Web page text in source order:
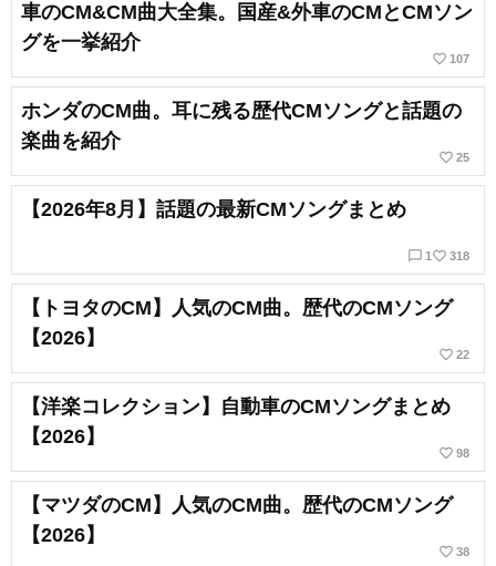
車のCM&CM曲大全集。国産&外車のCMとCMソン
グを一挙紹介
favorite_border 107
ホンダのCM曲。耳に残る歴代CMソングと話題の
楽曲を紹介
favorite_border 25
【2026年8月】話題の最新CMソングまとめ
chat_bubble_outline 1 favorite_border 318
【トヨタのCM】人気のCM曲。歴代のCMソング
【2026】
favorite_border 22
【洋楽コレクション】自動車のCMソングまとめ
【2026】
favorite_border 98
【マツダのCM】人気のCM曲。歴代のCMソング
【2026】
favorite_border 38